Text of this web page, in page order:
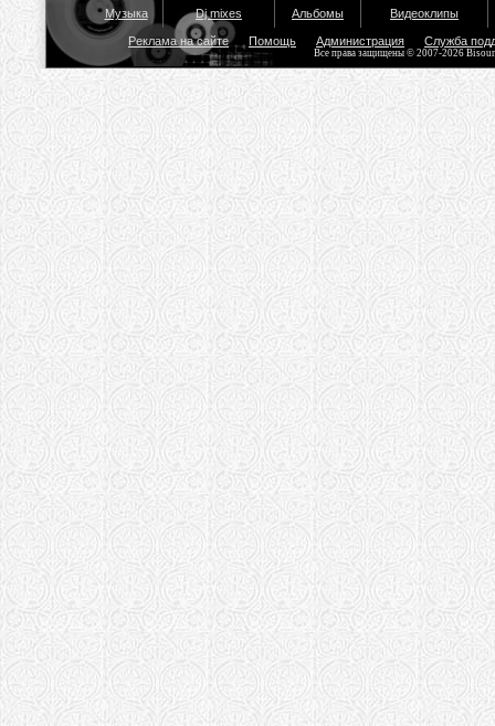
Музыка Dj mixes Альбомы Видеоклипы
Реклама на сайте Помощь Администрация Служба
Все права защищены © 2007-2026